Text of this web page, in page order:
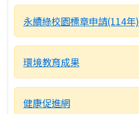
永續綠校園標章申請(114年)
環境教育成果
健康促進網